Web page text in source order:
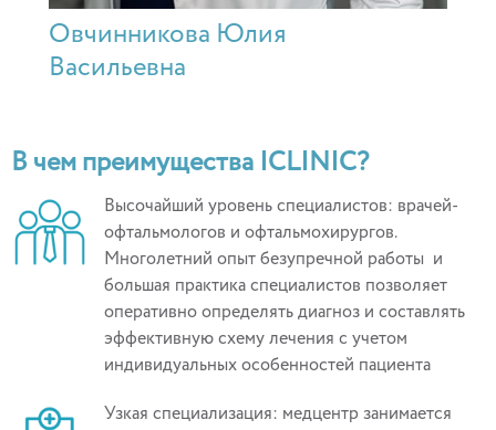
Овчинникова Юлия
Васильевна
В чем преимущества ICLINIC?
Высочайший уровень специалистов: врачей-
офтальмологов и офтальмохирургов.
Многолетний опыт безупречной работы и
большая практика специалистов позволяет
оперативно определять диагноз и составлять
эффективную схему лечения с учетом
индивидуальных особенностей пациента
Узкая специализация: медцентр занимается